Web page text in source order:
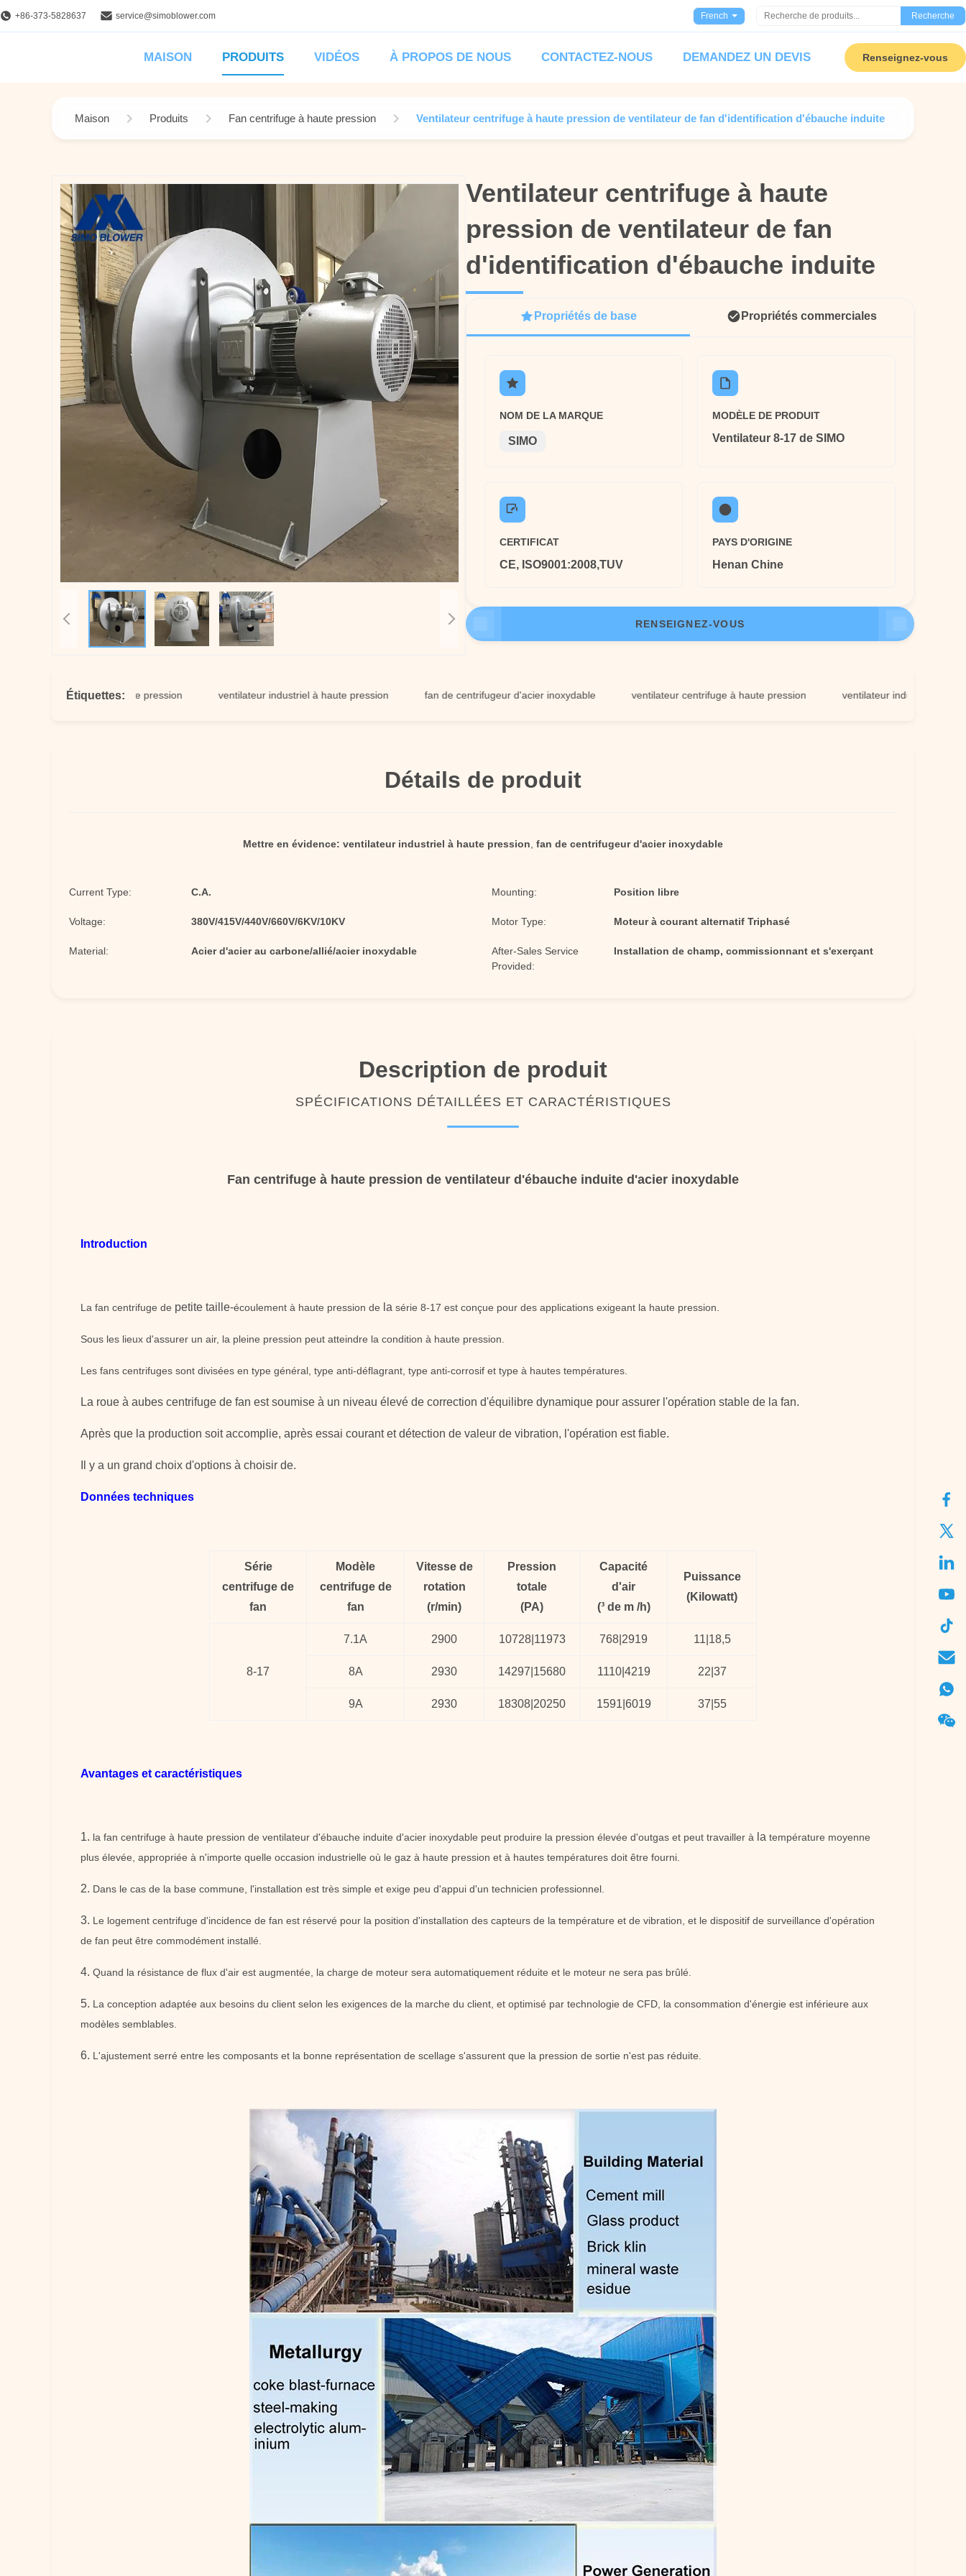
+86-373-5828637 service@simoblower.com French Recherche
MAISON PRODUITS VIDÉOS À PROPOS DE NOUS CONTACTEZ-NOUS DEMANDEZ UN DEVIS Renseignez-vous
Maison Produits Fan centrifuge à haute pression Ventilateur centrifuge à haute pression de ventilateur de fan d'identification d'ébauche induite
Ventilateur centrifuge à haute
pression de ventilateur de fan
d'identification d'ébauche induite
Ventilateur centrifuge à haute
pression de ventilateur de fan
d'identification d'ébauche induite
Propriétés de base Propriétés commerciales
NOM DE LA MARQUE
SIMO
MODÈLE DE PRODUIT
Ventilateur 8-17 de SIMO
CERTIFICAT
CE, ISO9001:2008,TUV
PAYS D'ORIGINE
Henan Chine
RENSEIGNEZ-VOUS
Étiquettes:
centrifuge à haute pression ventilateur industriel à haute pression fan de centrifugeur d'acier inoxydable ventilateur centrifuge à haute pression ventilateur industriel à haute
Détails de produit
Mettre en évidence: ventilateur industriel à haute pression fan de centrifugeur d'acier inoxydable
Current Type: C.A. Mounting: Position libre
Voltage: 380V/415V/440V/660V/6KV/10KV Motor Type: Moteur à courant alternatif Triphasé
Material: Acier d'acier au carbone/allié/acier inoxydable
After-Sales Service
Provided:
Installation de champ, commissionnant et s'exerçant
Description de produit
SPÉCIFICATIONS DÉTAILLÉES ET CARACTÉRISTIQUES
Fan centrifuge à haute pression de ventilateur d'ébauche induite d'acier inoxydable
Introduction
La fan centrifuge de petite taille-écoulement à haute pression de la série 8-17 est conçue pour des applications exigeant la haute pression.
Sous les lieux d'assurer un air, la pleine pression peut atteindre la condition à haute pression.
Les fans centrifuges sont divisées en type général, type anti-déflagrant, type anti-corrosif et type à hautes températures.
La roue à aubes centrifuge de fan est soumise à un niveau élevé de correction d'équilibre dynamique pour assurer l'opération stable de la fan.
Après que la production soit accomplie, après essai courant et détection de valeur de vibration, l'opération est fiable.
Il y a un grand choix d'options à choisir de.
Données techniques
Série
centrifuge de
fan
Modèle
centrifuge de
fan
Vitesse de
rotation
(r/min)
Pression
totale
(PA)
Capacité
d'air
(³ de m /h)
Puissance
(Kilowatt)
8-17
7.1A 2900 10728| 11973 768 2919 11 18,5
8A 2930 14297 15680 1110| 4219 22 37
9A 2930 18308 20250 1591 6019 37 55
Avantages et caractéristiques
1. la fan centrifuge à haute pression de ventilateur d'ébauche induite d'acier inoxydable peut produire la pression élevée d'outgas et peut travailler à la température moyenne
plus élevée, appropriée à n'importe quelle occasion industrielle où le gaz à haute pression et à hautes températures doit être fourni.
2. Dans le cas de la base commune, l'installation est très simple et exige peu d'appui d'un technicien professionnel.
3. Le logement centrifuge d'incidence de fan est réservé pour la position d'installation des capteurs de la température et de vibration, et le dispositif de surveillance d'opération
de fan peut être commodément installé.
4. Quand la résistance de flux d'air est augmentée, la charge de moteur sera automatiquement réduite et le moteur ne sera pas brûlé.
5. La conception adaptée aux besoins du client selon les exigences de la marche du client, et optimisé par technologie de CFD, la consommation d'énergie est inférieure aux
modèles semblables.
6. L'ajustement serré entre les composants et la bonne représentation de scellage s'assurent que la pression de sortie n'est pas réduite.